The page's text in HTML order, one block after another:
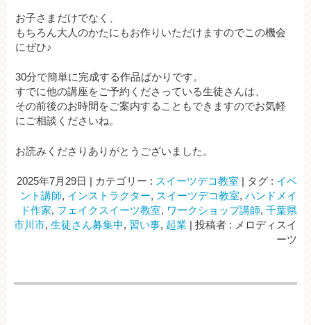
お子さまだけでなく、
もちろん大人のかたにもお作りいただけますのでこの機会
にぜひ♪
30分で簡単に完成する作品ばかりです。
すでに他の講座をご予約くださっている生徒さんは、
その前後のお時間をご案内することもできますのでお気軽
にご相談くださいね。
お読みくださりありがとうございました。
2025年7月29日 | カテゴリー : スイーツデコ教室 | タグ : イベ
ント講師, インストラクター, スイーツデコ教室, ハンドメイ
ド作家, フェイクスイーツ教室, ワークショップ講師, 千葉県
市川市, 生徒さん募集中, 習い事, 起業 | 投稿者 : メロディスイ
ーツ